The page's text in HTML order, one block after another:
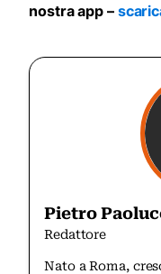
nostra app –
Pietro
Redattore
Nato a Roma,